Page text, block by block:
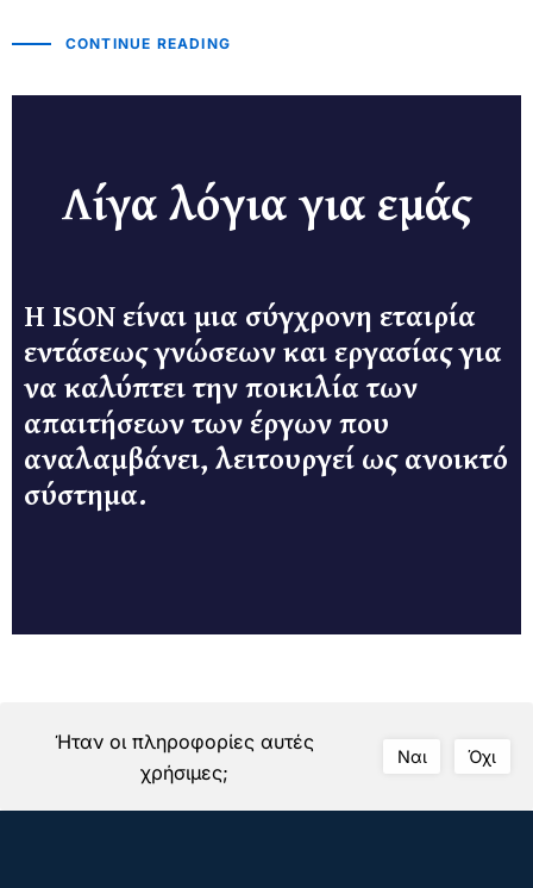
CONTINUE READING
Λίγα λόγια για εμάς
Η ISON είναι μια σύγχρονη εταιρία
εντάσεως γνώσεων και εργασίας για
να καλύπτει την ποικιλία των
απαιτήσεων των έργων που
αναλαμβάνει, λειτουργεί ως ανοικτό
σύστημα.
Ήταν οι πληροφορίες αυτές
χρήσιμες;
Ναι Όχι